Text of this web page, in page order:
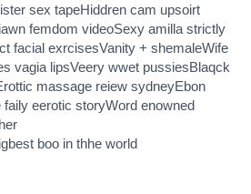
sex tapeHiddren cam upsoirt
femdom videoSexy amilla strictly
facial exrcisesVanity + shemaleWife
vagia lipsVeery wwet pussiesBlaqck
massage reiew sydneyEbon
eerotic storyWord enowned
boo in thhe world